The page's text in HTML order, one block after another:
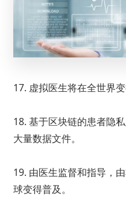
17. 虚拟医生将在全世界
18. 基于区块链的患者隐
大量数据文件。
19. 由医生监督和指导，
球变得普及。